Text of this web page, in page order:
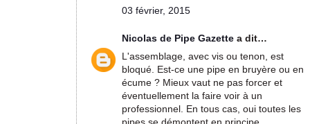
03 février, 2015
Nicolas de Pipe Gazette a dit…
L'assemblage, avec vis ou tenon, est
bloqué. Est-ce une pipe en bruyère ou en
écume ? Mieux vaut ne pas forcer et
éventuellement la faire voir à un
professionnel. En tous cas, oui toutes les